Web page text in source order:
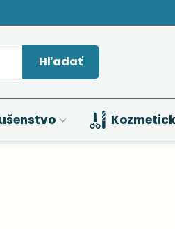
Hľadať